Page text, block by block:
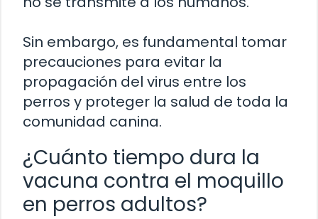
Sin embargo, es fundamental tomar
precauciones para evitar la
propagación del virus entre los
perros y proteger la salud de toda la
comunidad canina.
¿Cuánto tiempo dura la
vacuna contra el moquillo
en perros adultos?